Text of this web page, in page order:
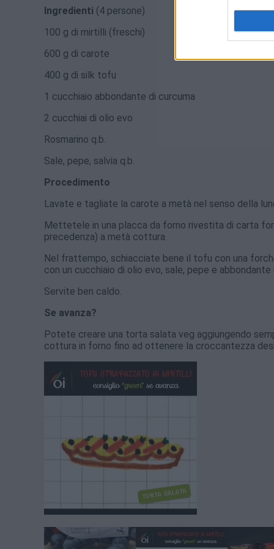
Ingredienti (4 persone)
100 g di mirtilli (freschi)
600 g di carote
400 g di silk tofu
1 cucchiaio abbondante di curcuma
2 cucchiai di olio evo
Rosmarino q.b.
Sale, pepe, salvia q.b.
Procedimento
Lavate e tagliate la carote a metà nel senso della
Mettetele in una placca da forno rivestita di carta
precedenza) a metà cottura.
Nel frattempo, schiacciate bene il tofu con una
con un cucchiaio di olio evo, sale, pepe e abbondante
Servite ben caldo.
Se avanza?
Potete creare una torta salata veg aggiungendo
cottura in forno fino ad ottenere la croccantezza